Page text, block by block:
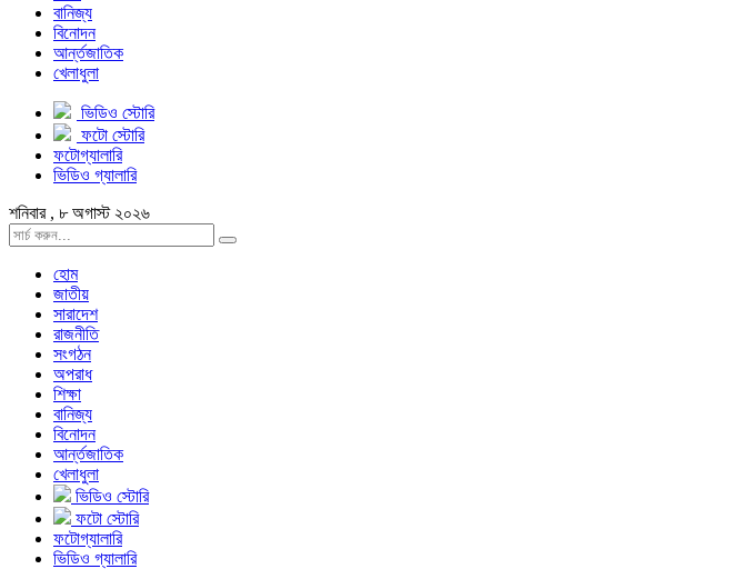
বানিজ্য
বিনোদন
আর্ন্তজাতিক
খেলাধুলা
ভিডিও স্টোরি
ফটো স্টোরি
ফটোগ্যালারি
ভিডিও গ্যালারি
শনিবার , ৮ অগাস্ট ২০২৬
হোম
জাতীয়
সারাদেশ
রাজনীতি
সংগঠন
অপরাধ
শিক্ষা
বানিজ্য
বিনোদন
আর্ন্তজাতিক
খেলাধুলা
ভিডিও স্টোরি
ফটো স্টোরি
ফটোগ্যালারি
ভিডিও গ্যালারি